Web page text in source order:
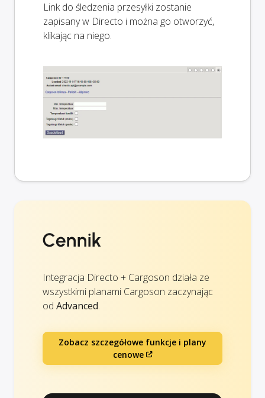
Link do śledzenia przesyłki zostanie
zapisany w Directo i można go otworzyć,
klikając na niego.
Cennik
Integracja Directo + Cargoson działa ze
wszystkimi planami Cargoson zaczynając
od Advanced.
Zobacz szczegółowe funkcje i plany
cenowe